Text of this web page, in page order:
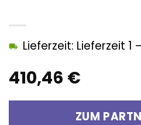
410,46 €
Lieferzeit: Lieferzeit 1
ZUM